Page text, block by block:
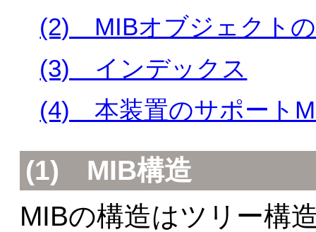
(2) MIBオブジェクト
(3) インデックス
(4) 本装置のサポート
(1) MIB構造
MIBの構造はツリー構